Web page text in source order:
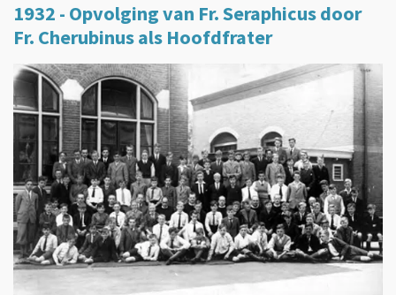
1932 - Opvolging van Fr. Seraphicus door
Fr. Cherubinus als Hoofdfrater